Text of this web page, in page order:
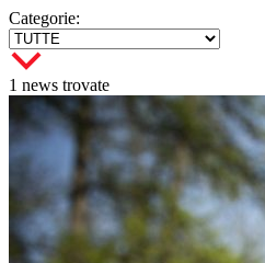
Categorie:
1 news trovate